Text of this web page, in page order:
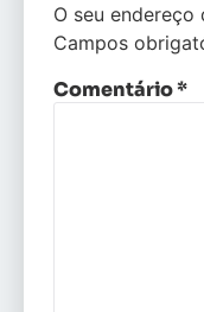
O seu
Campos
Comentário*